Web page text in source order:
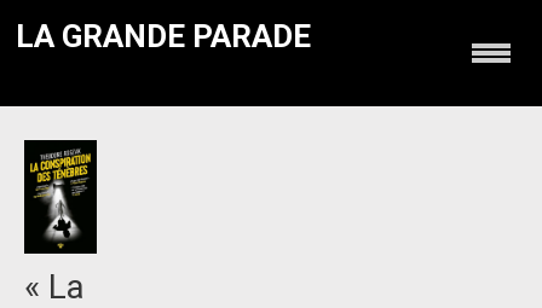
LA GRANDE PARADE
« La